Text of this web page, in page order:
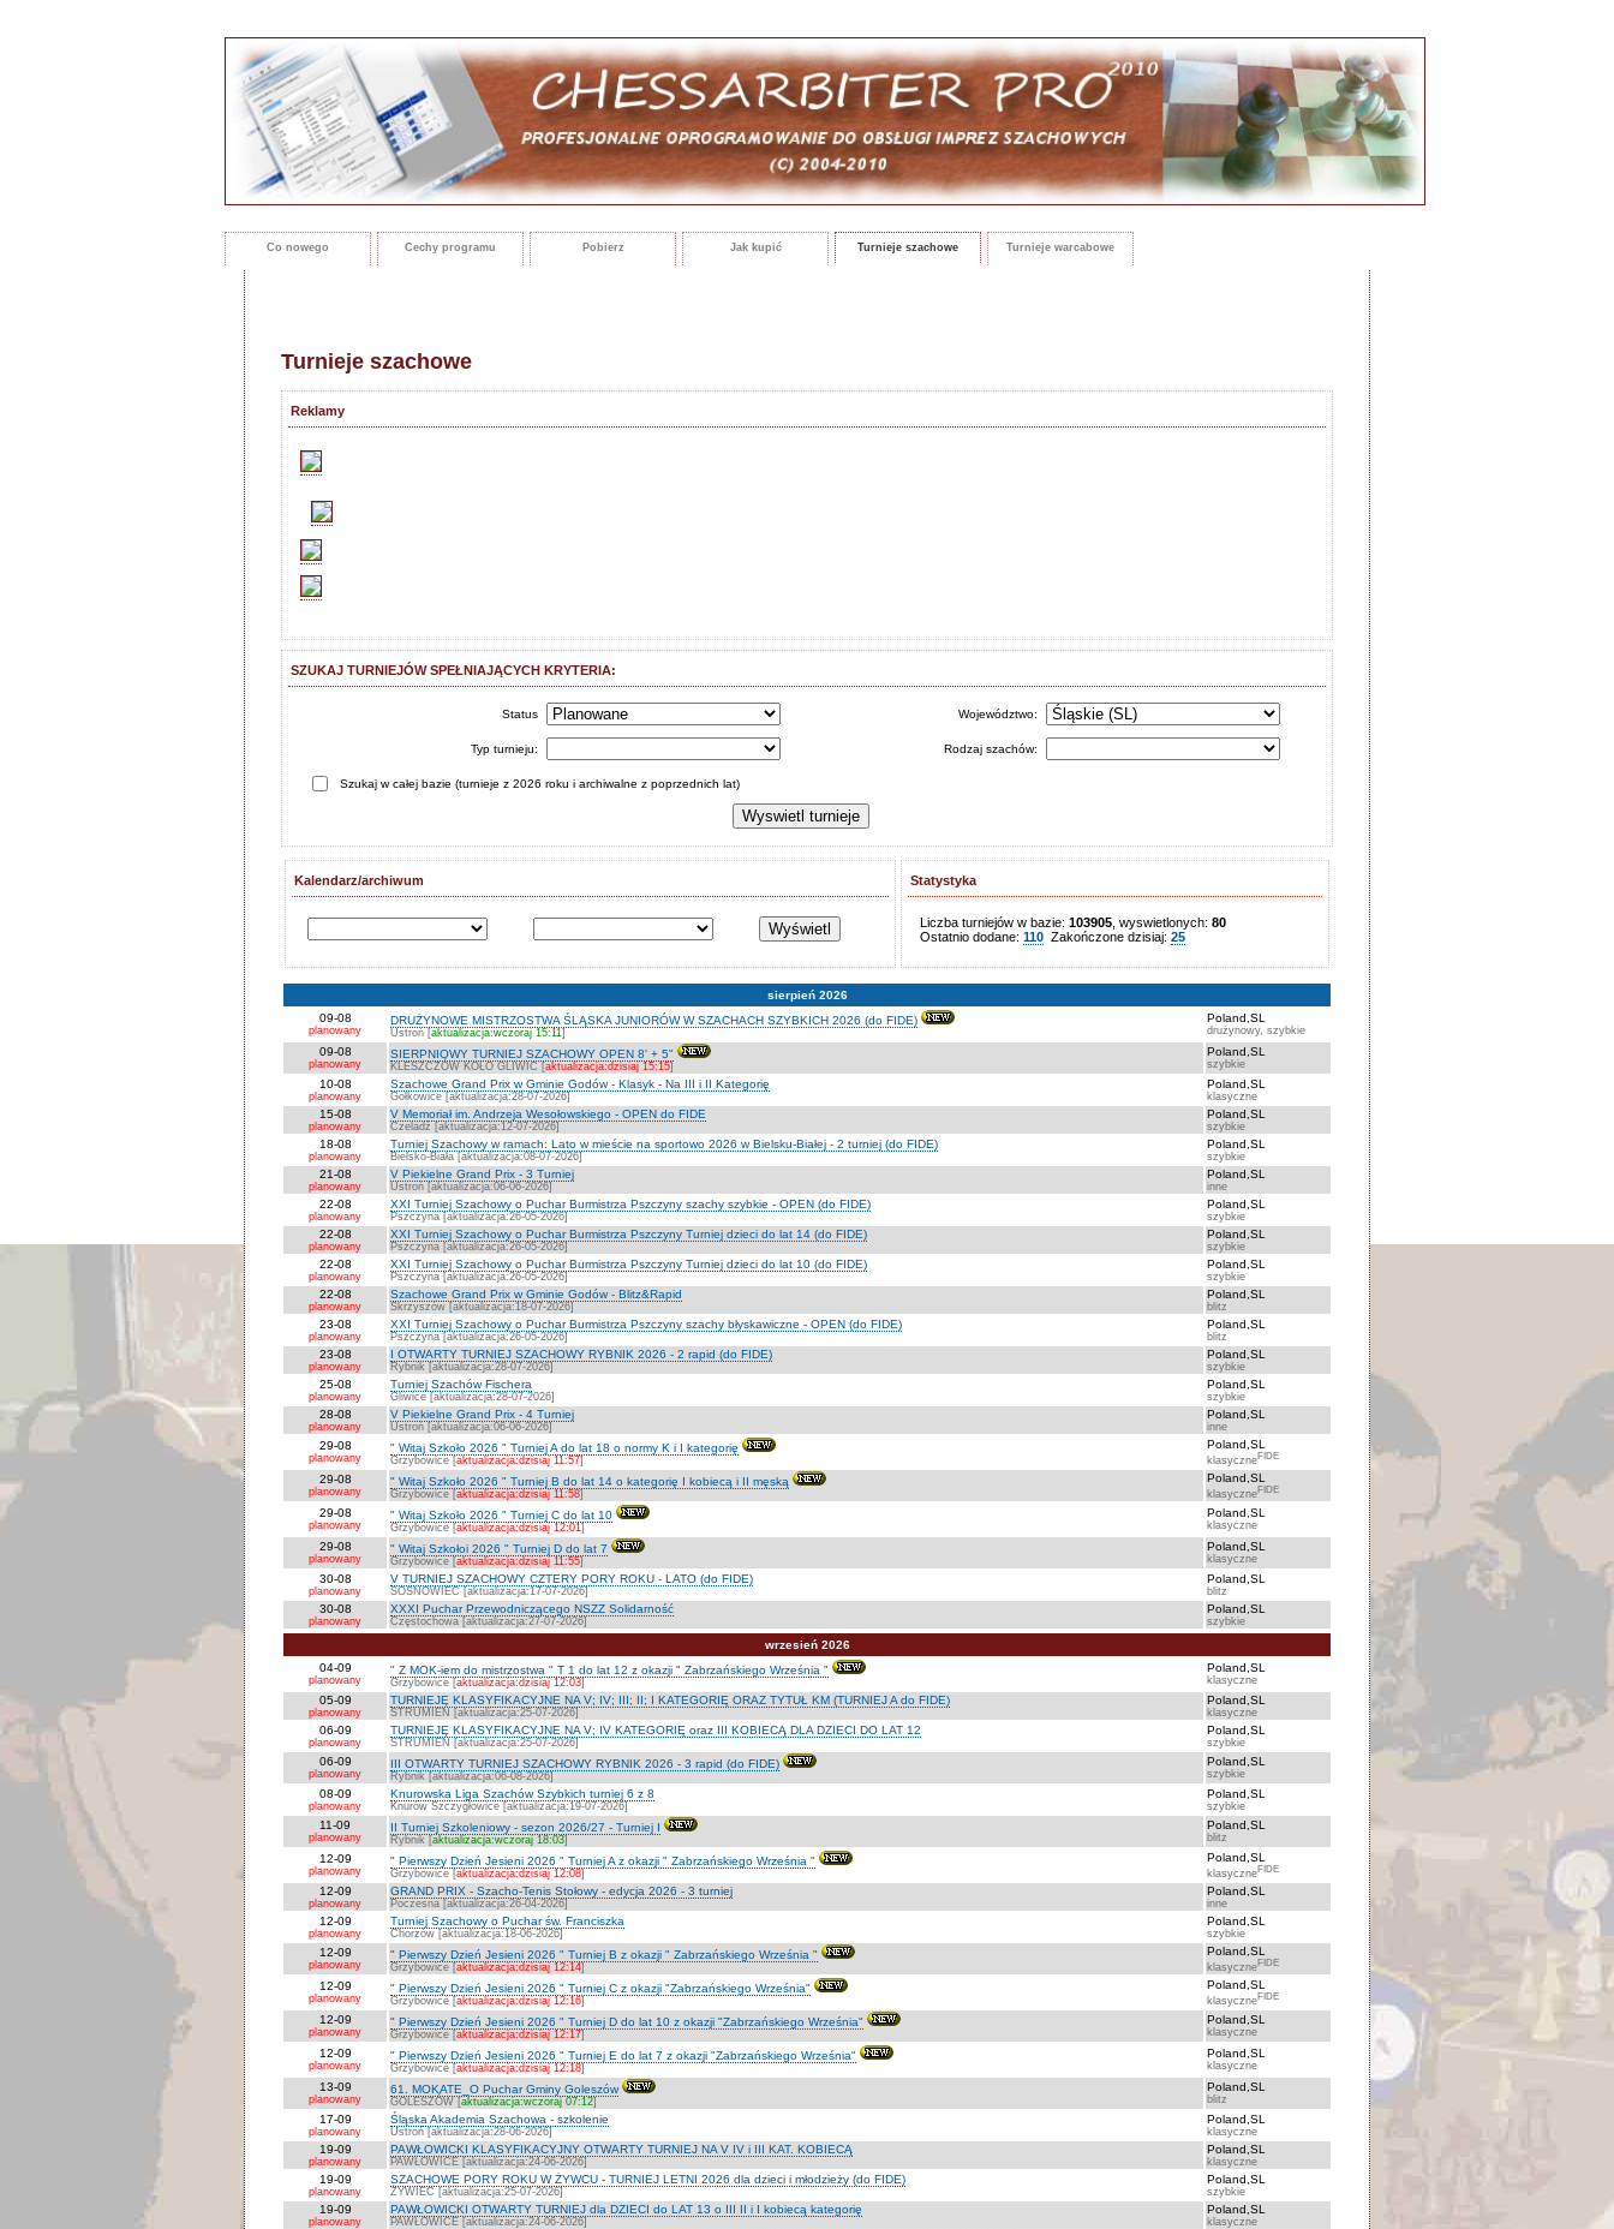
Co nowego Cechy programu Pobierz Jak kupić Turnieje szachowe Turnieje warcabowe
Turnieje szachowe
Reklamy
SZUKAJ TURNIEJÓW SPEŁNIAJĄCYCH KRYTERIA:
Status Województwo:
Typ turnieju: Rodzaj szachów:
Szukaj w całej bazie (turnieje z 2026 roku i archiwalne z poprzednich lat)
Kalendarz/archiwum Statystyka
Liczba turniejów w bazie: 103905 , wyswietlonych: 80
Ostatnio dodane: 110 Zakończone dzisiaj: 25
sierpień 2026
09-08
planowany
DRUŻYNOWE MISTRZOSTWA ŚLĄSKA JUNIORÓW W SZACHACH SZYBKICH 2026 (do FIDE)
Ustroń [aktualizacja:wczoraj 15:11]
Poland,SL
drużynowy, szybkie
09-08
planowany
SIERPNIOWY TURNIEJ SZACHOWY OPEN 8' + 5"
KLESZCZÓW KOŁO GLIWIC [aktualizacja:dzisiaj 15:15]
Poland,SL
szybkie
10-08
planowany
Szachowe Grand Prix w Gminie Godów - Klasyk - Na III i II Kategorię
Gołkowice [aktualizacja:28-07-2026]
Poland,SL
klasyczne
15-08
planowany
V Memoriał im. Andrzeja Wesołowskiego - OPEN do FIDE
Czeladź [aktualizacja:12-07-2026]
Poland,SL
szybkie
18-08
planowany
Turniej Szachowy w ramach: Lato w mieście na sportowo 2026 w Bielsku-Białej - 2 turniej (do FIDE)
Bielsko-Biała [aktualizacja:08-07-2026]
Poland,SL
szybkie
21-08
planowany
V Piekielne Grand Prix - 3 Turniej
Ustroń [aktualizacja:06-06-2026]
Poland,SL
inne
22-08
planowany
XXI Turniej Szachowy o Puchar Burmistrza Pszczyny szachy szybkie - OPEN (do FIDE)
Pszczyna [aktualizacja:26-05-2026]
Poland,SL
szybkie
22-08
planowany
XXI Turniej Szachowy o Puchar Burmistrza Pszczyny Turniej dzieci do lat 14 (do FIDE)
Pszczyna [aktualizacja:26-05-2026]
Poland,SL
szybkie
22-08
planowany
XXI Turniej Szachowy o Puchar Burmistrza Pszczyny Turniej dzieci do lat 10 (do FIDE)
Pszczyna [aktualizacja:26-05-2026]
Poland,SL
szybkie
22-08
planowany
Szachowe Grand Prix w Gminie Godów - Blitz&Rapid
Skrzyszów [aktualizacja:18-07-2026]
Poland,SL
blitz
23-08
planowany
XXI Turniej Szachowy o Puchar Burmistrza Pszczyny szachy błyskawiczne - OPEN (do FIDE)
Pszczyna [aktualizacja:26-05-2026]
Poland,SL
blitz
23-08
planowany
I OTWARTY TURNIEJ SZACHOWY RYBNIK 2026 - 2 rapid (do FIDE)
Rybnik [aktualizacja:28-07-2026]
Poland,SL
szybkie
25-08
planowany
Turniej Szachów Fischera
Gliwice [aktualizacja:28-07-2026]
Poland,SL
szybkie
28-08
planowany
V Piekielne Grand Prix - 4 Turniej
Ustroń [aktualizacja:06-06-2026]
Poland,SL
inne
29-08
planowany
" Witaj Szkoło 2026 " Turniej A do lat 18 o normy K i I kategorię
Grzybowice [aktualizacja:dzisiaj 11:57]
Poland,SL
klasyczneFIDE
29-08
planowany
" Witaj Szkoło 2026 " Turniej B do lat 14 o kategorię I kobiecą i II męską
Grzybowice [aktualizacja:dzisiaj 11:58]
Poland,SL
klasyczneFIDE
29-08
planowany
" Witaj Szkoło 2026 " Turniej C do lat 10
Grzybowice [aktualizacja:dzisiaj 12:01]
Poland,SL
klasyczne
29-08
planowany
" Witaj Szkołoi 2026 " Turniej D do lat 7
Grzybowice [aktualizacja:dzisiaj 11:55]
Poland,SL
klasyczne
30-08
planowany
V TURNIEJ SZACHOWY CZTERY PORY ROKU - LATO (do FIDE)
SOSNOWIEC [aktualizacja:17-07-2026]
Poland,SL
blitz
30-08
planowany
XXXI Puchar Przewodniczącego NSZZ Solidarność
Częstochowa [aktualizacja:27-07-2026]
Poland,SL
szybkie
wrzesień 2026
04-09
planowany
" Z MOK-iem do mistrzostwa " T 1 do lat 12 z okazji " Zabrzańskiego Września "
Grzybowice [aktualizacja:dzisiaj 12:03]
Poland,SL
klasyczne
05-09
planowany
TURNIEJE KLASYFIKACYJNE NA V; IV; III; II; I KATEGORIĘ ORAZ TYTUŁ KM (TURNIEJ A do FIDE)
STRUMIEŃ [aktualizacja:25-07-2026]
Poland,SL
klasyczne
06-09
planowany
TURNIEJE KLASYFIKACYJNE NA V; IV KATEGORIĘ oraz III KOBIECĄ DLA DZIECI DO LAT 12
STRUMIEŃ [aktualizacja:25-07-2026]
Poland,SL
szybkie
06-09
planowany
III OTWARTY TURNIEJ SZACHOWY RYBNIK 2026 - 3 rapid (do FIDE)
Rybnik [aktualizacja:06-08-2026]
Poland,SL
szybkie
08-09
planowany
Knurowska Liga Szachów Szybkich turniej 6 z 8
Knurów Szczygłowice [aktualizacja:19-07-2026]
Poland,SL
szybkie
11-09
planowany
II Turniej Szkoleniowy - sezon 2026/27 - Turniej I
Rybnik [aktualizacja:wczoraj 18:03]
Poland,SL
blitz
12-09
planowany
" Pierwszy Dzień Jesieni 2026 " Turniej A z okazji " Zabrzańskiego Września "
Grzybowice [aktualizacja:dzisiaj 12:08]
Poland,SL
klasyczneFIDE
12-09
planowany
GRAND PRIX - Szacho-Tenis Stołowy - edycja 2026 - 3 turniej
Poczesna [aktualizacja:26-04-2026]
Poland,SL
inne
12-09
planowany
Turniej Szachowy o Puchar św. Franciszka
Chorzów [aktualizacja:18-06-2026]
Poland,SL
szybkie
12-09
planowany
" Pierwszy Dzień Jesieni 2026 " Turniej B z okazji " Zabrzańskiego Września "
Grzybowice [aktualizacja:dzisiaj 12:14]
Poland,SL
klasyczneFIDE
12-09
planowany
" Pierwszy Dzień Jesieni 2026 " Turniej C z okazji "Zabrzańskiego Września"
Grzybowice [aktualizacja:dzisiaj 12:16]
Poland,SL
klasyczneFIDE
12-09
planowany
" Pierwszy Dzień Jesieni 2026 " Turniej D do lat 10 z okazji "Zabrzańskiego Września"
Grzybowice [aktualizacja:dzisiaj 12:17]
Poland,SL
klasyczne
12-09
planowany
" Pierwszy Dzień Jesieni 2026 " Turniej E do lat 7 z okazji "Zabrzańskiego Września"
Grzybowice [aktualizacja:dzisiaj 12:18]
Poland,SL
klasyczne
13-09
planowany
61. MOKATE_O Puchar Gminy Goleszów
GOLESZÓW [aktualizacja:wczoraj 07:12]
Poland,SL
blitz
17-09
planowany
Śląska Akademia Szachowa - szkolenie
Ustroń [aktualizacja:28-06-2026]
Poland,SL
klasyczne
19-09
planowany
PAWŁOWICKI KLASYFIKACYJNY OTWARTY TURNIEJ NA V IV i III KAT. KOBIECĄ
PAWŁOWICE [aktualizacja:24-06-2026]
Poland,SL
klasyczne
19-09
planowany
SZACHOWE PORY ROKU W ŻYWCU - TURNIEJ LETNI 2026 dla dzieci i młodzieży (do FIDE)
ŻYWIEC [aktualizacja:25-07-2026]
Poland,SL
szybkie
19-09
planowany
PAWŁOWICKI OTWARTY TURNIEJ dla DZIECI do LAT 13 o III II i I kobiecą kategorię
PAWŁOWICE [aktualizacja:24-06-2026]
Poland,SL
klasyczne